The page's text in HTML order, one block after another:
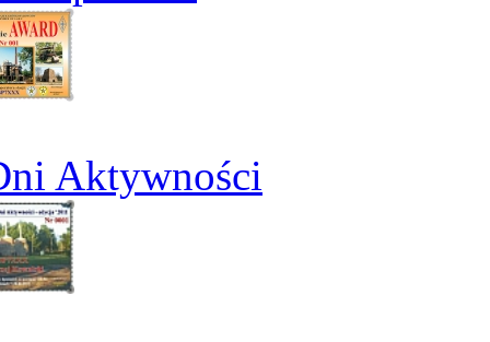
Aktywności